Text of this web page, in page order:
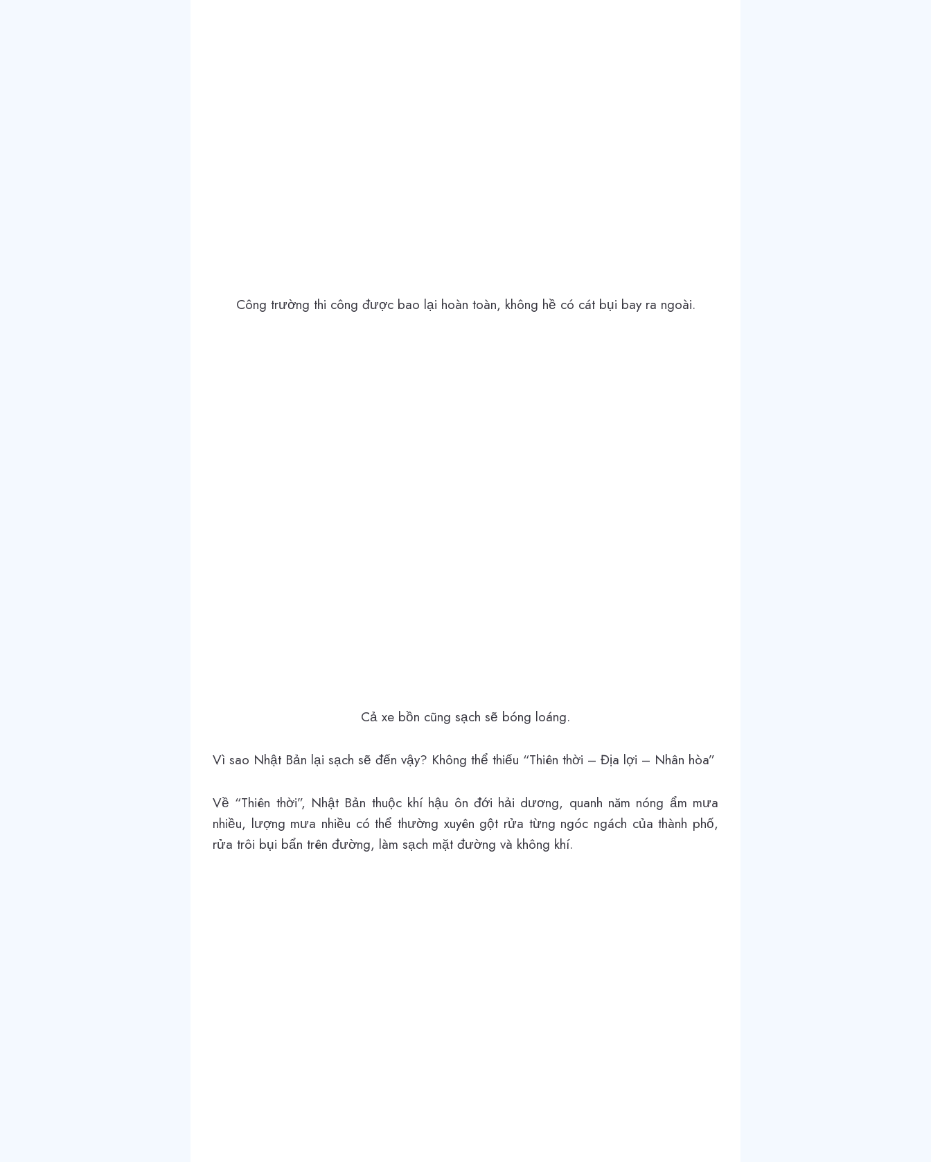
Công trường thi công được bao lại hoàn toàn, không hề có cát bụi bay ra ngoài.
Cả xe bồn cũng sạch sẽ bóng loáng.
Vì sao Nhật Bản lại sạch sẽ đến vậy? Không thể thiếu “Thiên thời – Địa lợi – Nhân hòa”
Về “Thiên thời”, Nhật Bản thuộc khí hậu ôn đới hải dương, quanh năm nóng ẩm mưa
nhiều, lượng mưa nhiều có thể thường xuyên gột rửa từng ngóc ngách của thành phố,
rửa trôi bụi bẩn trên đường, làm sạch mặt đường và không khí.